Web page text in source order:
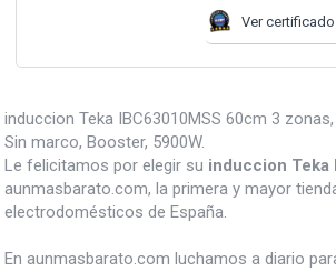
Ver
induccion Teka IBC63010MSS 60cm 3
Sin marco, Booster, 5900W.
Le felicitamos por elegir su induccion Teka
aunmasbarato.com, la primera y mayor
electrodomésticos de España.
En aunmasbarato.com luchamos a diario